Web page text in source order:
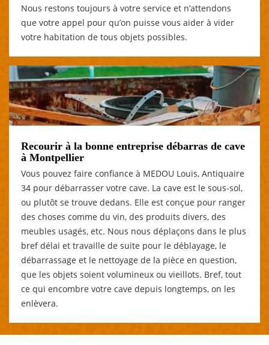
Nous restons toujours à votre service et n’attendons
que votre appel pour qu’on puisse vous aider à vider
votre habitation de tous objets possibles.
Recourir à la bonne entreprise débarras de cave
à Montpellier
Vous pouvez faire confiance à MEDOU Louis, Antiquaire
34 pour débarrasser votre cave. La cave est le sous-sol,
ou plutôt se trouve dedans. Elle est conçue pour ranger
des choses comme du vin, des produits divers, des
meubles usagés, etc. Nous nous déplaçons dans le plus
bref délai et travaille de suite pour le déblayage, le
débarrassage et le nettoyage de la pièce en question,
que les objets soient volumineux ou vieillots. Bref, tout
ce qui encombre votre cave depuis longtemps, on les
enlèvera.